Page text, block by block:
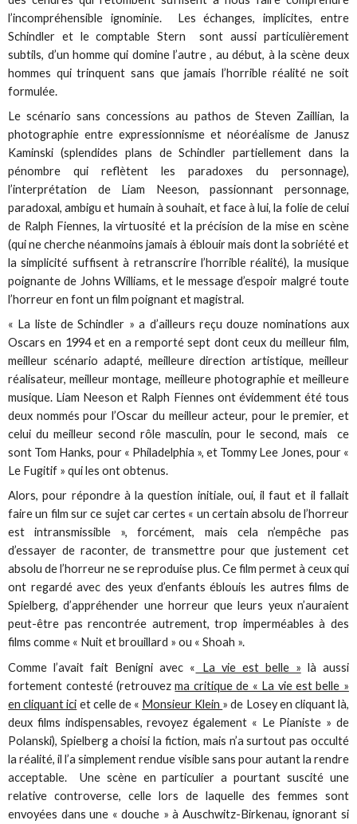
l’incompréhensible ignominie. Les échanges, implicites, entre
Schindler et le comptable Stern sont aussi particulièrement
subtils, d’un homme qui domine l’autre , au début, à la scène deux
hommes qui trinquent sans que jamais l’horrible réalité ne soit
formulée.
Le scénario sans concessions au pathos de Steven Zaillian, la
photographie entre expressionnisme et néoréalisme de Janusz
Kaminski (splendides plans de Schindler partiellement dans la
pénombre qui reflètent les paradoxes du personnage),
l’interprétation de Liam Neeson, passionnant personnage,
paradoxal, ambigu et humain à souhait, et face à lui, la folie de celui
de Ralph Fiennes, la virtuosité et la précision de la mise en scène
(qui ne cherche néanmoins jamais à éblouir mais dont la sobriété et
la simplicité suffisent à retranscrire l’horrible réalité), la musique
poignante de Johns Williams, et le message d’espoir malgré toute
l’horreur en font un film poignant et magistral.
« La liste de Schindler » a d’ailleurs reçu douze nominations aux
Oscars en 1994 et en a remporté sept dont ceux du meilleur film,
meilleur scénario adapté, meilleure direction artistique, meilleur
réalisateur, meilleur montage, meilleure photographie et meilleure
musique. Liam Neeson et Ralph Fiennes ont évidemment été tous
deux nommés pour l’Oscar du meilleur acteur, pour le premier, et
celui du meilleur second rôle masculin, pour le second, mais ce
sont Tom Hanks, pour « Philadelphia », et Tommy Lee Jones, pour «
Le Fugitif » qui les ont obtenus.
Alors, pour répondre à la question initiale, oui, il faut et il fallait
faire un film sur ce sujet car certes « un certain absolu de l’horreur
est intransmissible », forcément, mais cela n’empêche pas
d’essayer de raconter, de transmettre pour que justement cet
absolu de l’horreur ne se reproduise plus. Ce film permet à ceux qui
ont regardé avec des yeux d’enfants éblouis les autres films de
Spielberg, d’appréhender une horreur que leurs yeux n’auraient
peut-être pas rencontrée autrement, trop imperméables à des
films comme « Nuit et brouillard » ou « Shoah ».
Comme l’avait fait Benigni avec « La vie est belle » là aussi
fortement contesté (retrouvezma critique de « La vie est belle »
en cliquant ici et celle de « Monsieur Klein » de Losey en cliquant là,
deux films indispensables, revoyez également « Le Pianiste » de
Polanski), Spielberg a choisi la fiction, mais n’a surtout pas occulté
la réalité, il l’a simplement rendue visible sans pour autant la rendre
acceptable. Une scène en particulier a pourtant suscité une
relative controverse, celle lors de laquelle des femmes sont
envoyées dans une « douche » à Auschwitz-Birkenau, ignorant si